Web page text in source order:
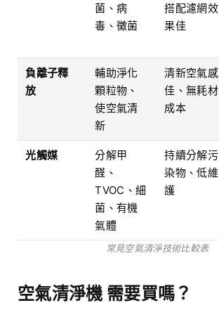
菌、病
毒、黴菌
搭配濾網效
果佳
負離子釋
放
輔助淨化
顆粒物、
使空氣清
新
清新空氣感
佳、無耗材
成本
光觸媒
分解甲
醛、
TVOC、細
菌、有機
氣體
持續分解污
染物、低維
護
常見空氣清淨技術比較表
空氣清淨機 需要買嗎？